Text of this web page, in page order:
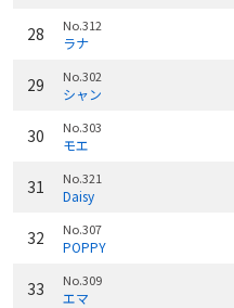
28 No.312
ラナ
29 No.302
シャン
30 No.303
モエ
31 No.321
Daisy
32 No.307
POPPY
33 No.309
エマ